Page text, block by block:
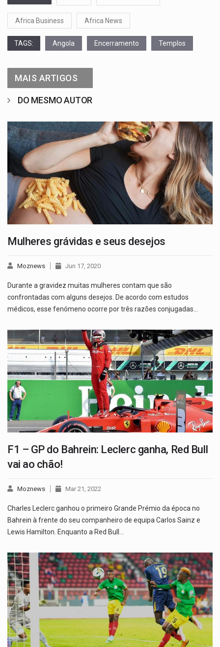
Africa Business Africa News
TAGS: Angola Encerramento Templos
MAIS ARTIGOS
DO MESMO AUTOR
Mulheres grávidas e seus desejos
Moznews Jun 17, 2020
Durante a gravidez muitas mulheres contam que são
confrontadas com alguns desejos. De acordo com estudos
médicos, esse fenómeno ocorre por três razões conjugadas…
F1 – GP do Bahrein: Leclerc ganha, Red Bull
vai ao chão!
Moznews Mar 21, 2022
Charles Leclerc ganhou o primeiro Grande Prémio da época no
Bahrein à frente do seu companheiro de equipa Carlos Sainz e
Lewis Hamilton. Enquanto a Red Bull…